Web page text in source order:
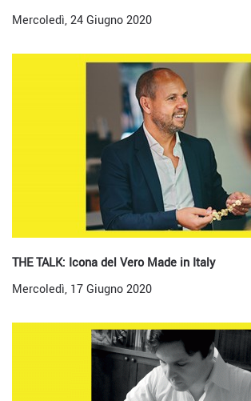
Mercoledì, 24 Giugno 2020
THE TALK: Icona del Vero Made in Italy
Mercoledì, 17 Giugno 2020